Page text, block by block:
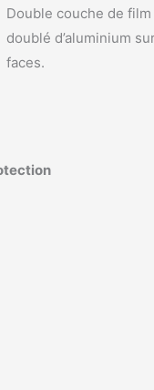
Double couche de film
doublé d’aluminium
faces.